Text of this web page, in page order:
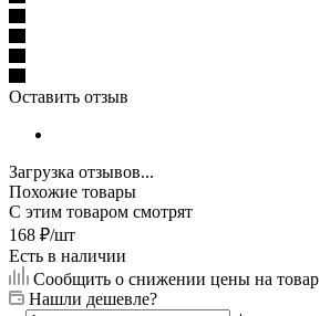
Оставить отзыв
Загрузка отзывов...
Похожие товары
С этим товаром смотрят
168 ₽/шт
Есть в наличии
Сообщить о снижении цены на товар
Нашли дешевле?